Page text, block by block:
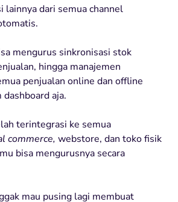
lainnya dari semua channel
mengurus sinkronisasi stok
hingga manajemen
penjualan online dan offline
aja.
terintegrasi ke semua
commerce, webstore, dan toko fisik
bisa mengurusnya secara
mau pusing lagi membuat